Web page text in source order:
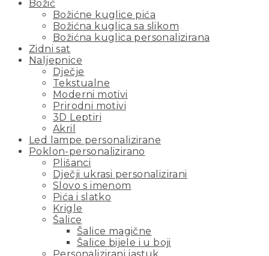
Božić
Božićne kuglice pića
Božićna kuglica sa slikom
Božićna kuglica personalizirana
Zidni sat
Naljepnice
Dječje
Tekstualne
Moderni motivi
Prirodni motivi
3D Leptiri
Akril
Led lampe personalizirane
Poklon-personalizirano
Plišanci
Dječji ukrasi personalizirani
Slovo s imenom
Pića i slatko
Krigle
Šalice
Šalice magične
Šalice bijele i u boji